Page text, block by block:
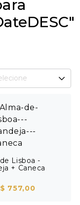
Lisboa -
+ Caneca
757,00